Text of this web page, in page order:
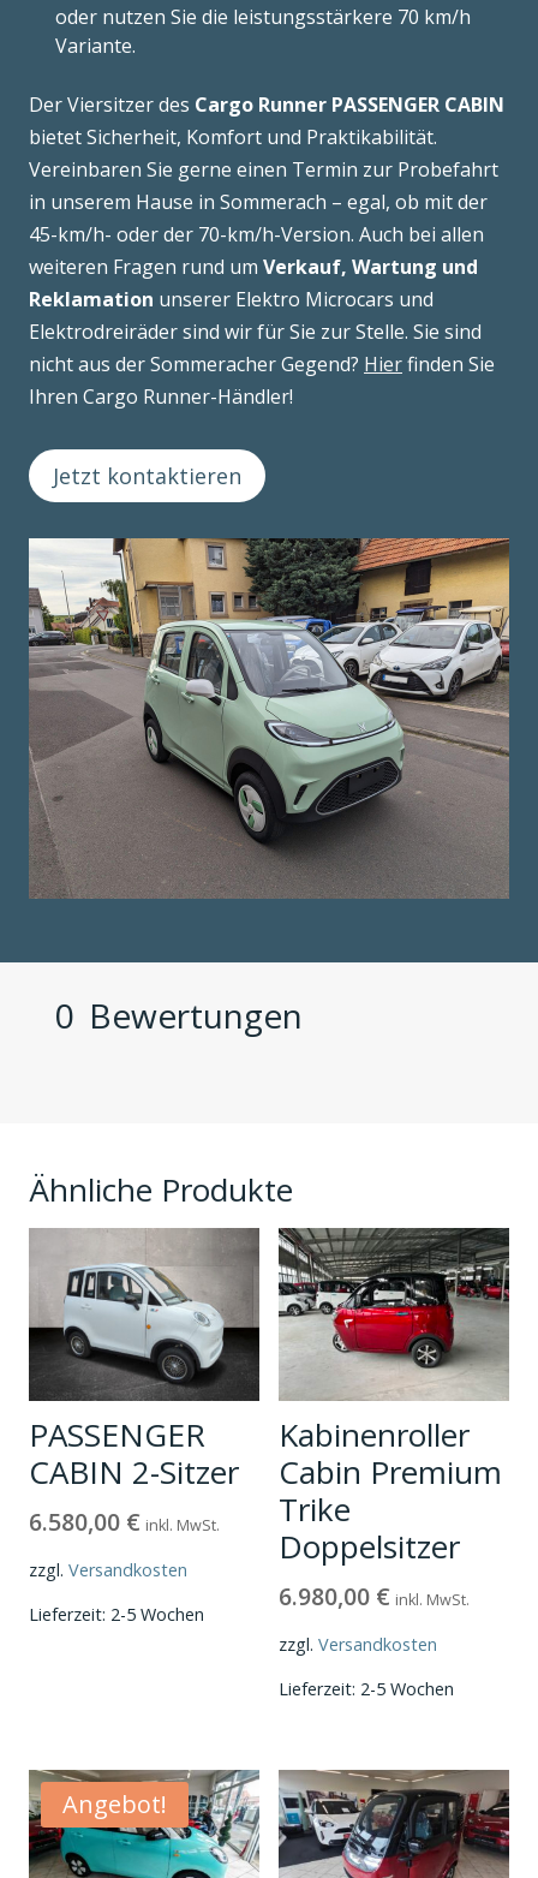
oder nutzen Sie die leistungsstärkere 70 km/h
Variante.
Der Viersitzer des Cargo Runner PASSENGER CABIN
bietet Sicherheit, Komfort und Praktikabilität.
Vereinbaren Sie gerne einen Termin zur Probefahrt
in unserem Hause in Sommerach – egal, ob mit der
45-km/h- oder der 70-km/h-Version. Auch bei allen
weiteren Fragen rund um Verkauf, Wartung und
Reklamation unserer Elektro Microcars und
Elektrodreiräder sind wir für Sie zur Stelle. Sie sind
nicht aus der Sommeracher Gegend? Hierfinden Sie
Ihren Cargo Runner-Händler!
Jetzt kontaktieren
0 Bewertungen
Ähnliche Produkte
PASSENGER
CABIN 2-Sitzer
6.580,00 € inkl. MwSt.
zzgl. Versandkosten
Lieferzeit: 2-5 Wochen
Kabinenroller
Cabin Premium
Trike
Doppelsitzer
6.980,00 € inkl. MwSt.
zzgl. Versandkosten
Lieferzeit: 2-5 Wochen
Angebot!